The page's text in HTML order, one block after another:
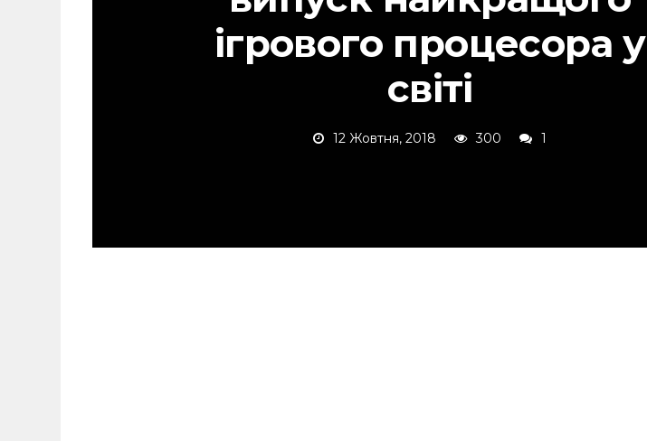
ігрового процесора у
світі
12 Жовтня, 2018 300 1